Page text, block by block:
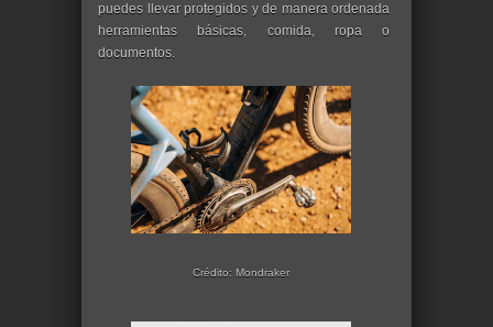
puedes llevar protegidos y de manera ordenada
herramientas básicas, comida, ropa o
documentos.
Crédito: Mondraker